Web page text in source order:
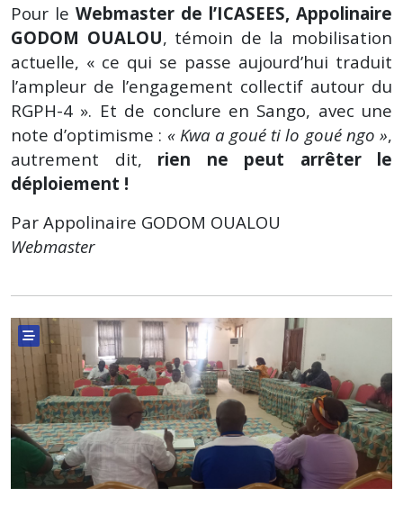
Pour le Webmaster de l’ICASEES, Appolinaire
GODOM OUALOU, témoin de la mobilisation
actuelle, « ce qui se passe aujourd’hui traduit
l’ampleur de l’engagement collectif autour du
RGPH-4 ». Et de conclure en Sango, avec une
note d’optimisme : « Kwa a goué ti lo goué ngo »,
autrement dit, rien ne peut arrêter le
déploiement !
Par Appolinaire GODOM OUALOU
Webmaster